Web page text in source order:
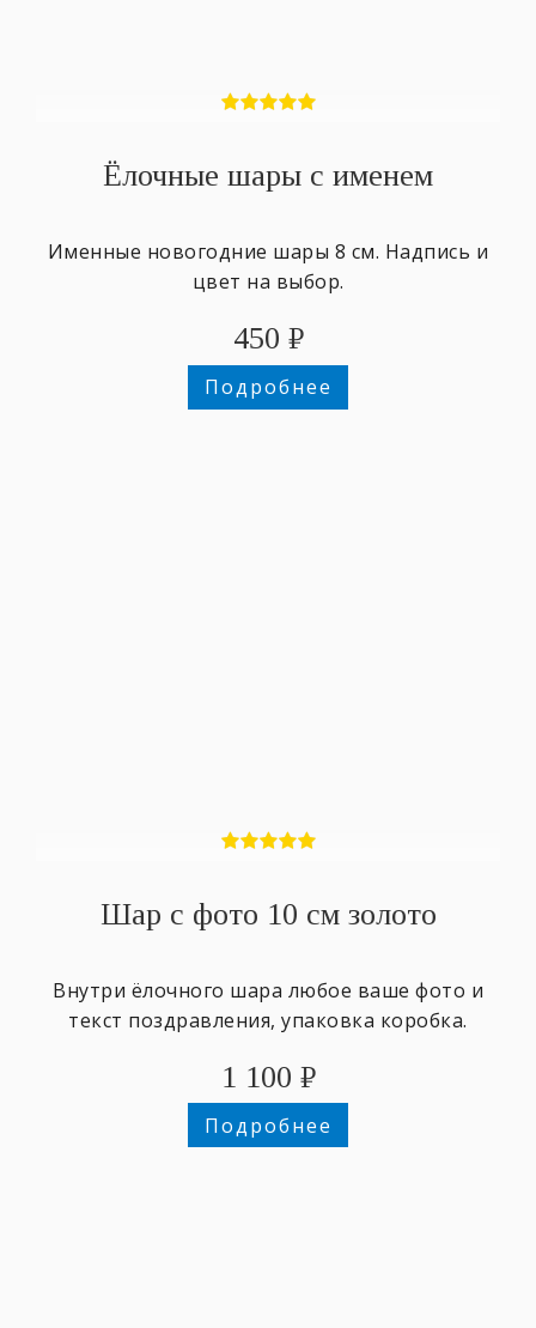
Ёлочные шары с именем
Именные новогодние шары 8 см. Надпись и
цвет на выбор.
450 ₽
Подробнее
Шар с фото 10 см золото
Внутри ёлочного шара любое ваше фото и
текст поздравления, упаковка коробка.
1 100 ₽
Подробнее